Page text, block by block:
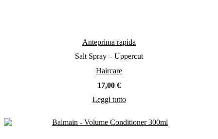
Anteprima rapida
Salt Spray – Uppercut
Haircare
17,00 €
Leggi tutto